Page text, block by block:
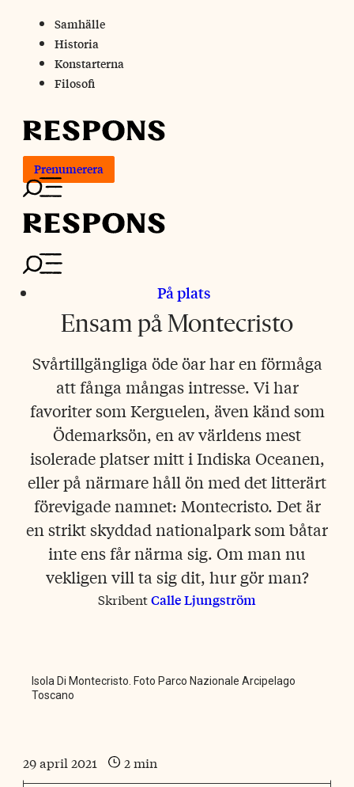
content
Samhälle
Historia
Konstarterna
Filosofi
Prenumerera
På plats
Ensam på Montecristo
Svårtillgängliga öde öar har en förmåga
att fånga mångas intresse. Vi har
favoriter som Kerguelen, även känd som
Ödemarksön, en av världens mest
isolerade platser mitt i Indiska Oceanen,
eller på närmare håll ön med det litterärt
förevigade namnet: Montecristo. Det är
en strikt skyddad nationalpark som båtar
inte ens får närma sig. Om man nu
vekligen vill ta sig dit, hur gör man?
SkribentCalle Ljungström
Isola Di Montecristo. Foto Parco Nazionale Arcipelago
Toscano
29 april 2021 2 min